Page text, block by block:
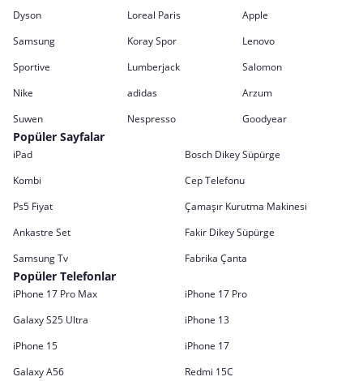
Dyson Loreal Paris
Apple
Samsung
Koray Spor
Lenovo
Sportive
Lumberjack
Salomon
Nike
adidas
Arzum
Suwen
Nespresso Goodyear
Popüler Sayfalar
iPad
Bosch Dikey Süpürge
Kombi
Cep Telefonu
Ps5 Fiyat
Çamaşır Kurutma Makinesi
Ankastre Set
Fakir Dikey Süpürge
Samsung Tv
Fabrika Çanta
Popüler Telefonlar
iPhone 17 Pro Max
iPhone 17 Pro
Galaxy S25 Ultra
iPhone 13
iPhone 15
iPhone 17
Galaxy A56
Redmi 15C